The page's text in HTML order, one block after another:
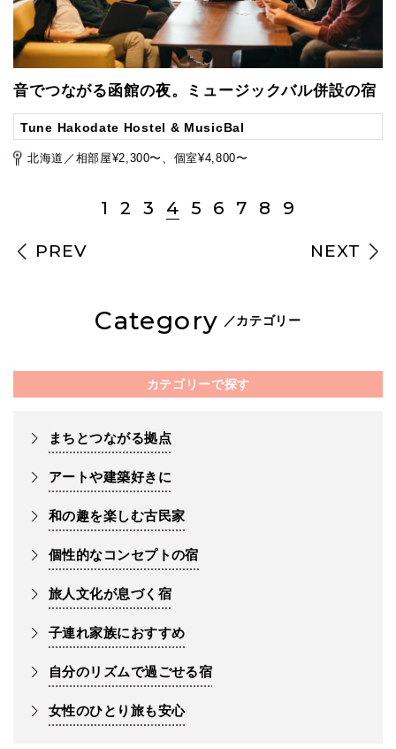
音でつながる函館の夜。ミュージックバル併設の宿
Tune Hakodate Hostel & MusicBal
北海道／相部屋¥2,300〜、個室¥4,800〜
PREV
1 2 3 4 5 6 7 8 9
NEXT
Category ／カテゴリー
カテゴリーで探す
まちとつながる拠点
アートや建築好きに
和の趣を楽しむ古民家
個性的なコンセプトの宿
旅人文化が息づく宿
子連れ家族におすすめ
自分のリズムで過ごせる宿
女性のひとり旅も安心